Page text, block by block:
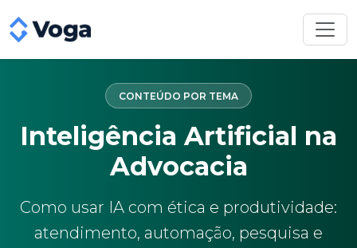
CONTEÚDO POR TEMA
Inteligência Artificial na
Advocacia
Como usar IA com ética e produtividade:
atendimento, automação, pesquisa e